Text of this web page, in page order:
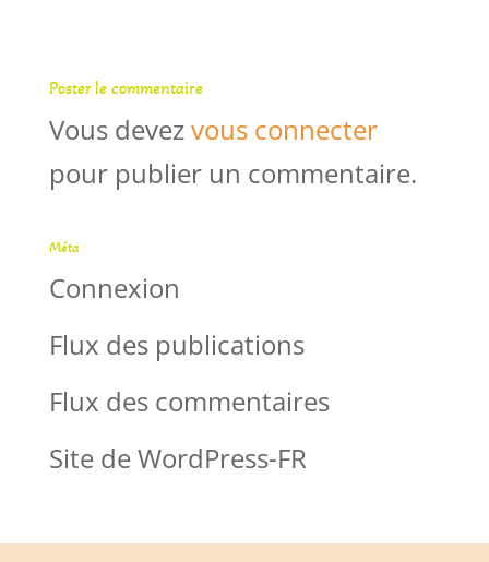
Poster le commentaire
Vous devezvous connecter
pour publier un commentaire.
Méta
Connexion
Flux des publications
Flux des commentaires
Site de WordPress-FR